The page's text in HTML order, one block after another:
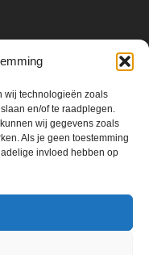
wij technologieën zoals
en/of te raadplegen.
wij gegevens zoals
Als je geen toestemming
invloed hebben op